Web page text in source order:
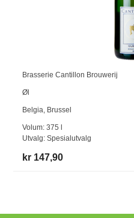
Brasserie Cantillon Brouwerij
Øl
Belgia, Brussel
Volum:375
Utvalg:Spesialutvalg
kr 147,90